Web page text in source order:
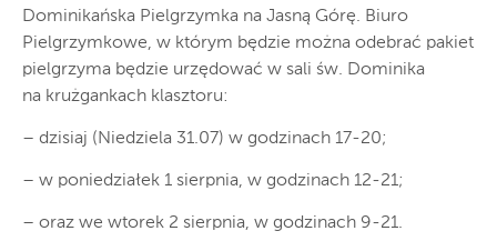
Dominikańska Pielgrzymka na Jasną Górę. Biuro
Pielgrzymkowe, w którym będzie można odebrać pakiet
pielgrzyma będzie urzędować w sali św. Dominika
na krużgankach klasztoru:
– dzisiaj (Niedziela 31.07) w godzinach 17-20;
– w poniedziałek 1 sierpnia, w godzinach 12-21;
– oraz we wtorek 2 sierpnia, w godzinach 9-21.